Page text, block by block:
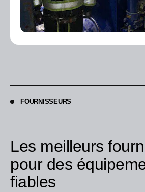
FOURNISSEURS
Les meilleurs
pour des
fiables